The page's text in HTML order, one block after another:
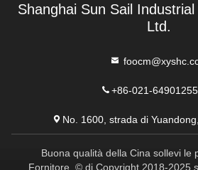
Shanghai Sun Sail
Ltd.
+86-021-
No. 1600, strada di
Buona qualità della Cina sollevi le
Fornitore. © di Copyright 2018-2025